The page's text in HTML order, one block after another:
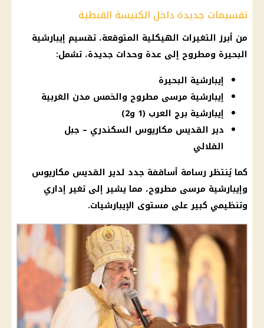
تقسيمات جديدة داخل الكنيسة القبطية
من أبرز التغيرات الهيكلية المتوقعة، تقسيم إيبارشية
البحيرة ومطروح إلى عدة وحدات جديدة، تشمل:
إيبارشية البحيرة
إيبارشية مرسى مطروح والخمس مدن الغربية
إيبارشية برج العرب (1 و2)
دير القديس مكاريوس السكندري – جبل
القلالي
كما يُنتظر رسامة أساقفة جدد لدير القديس مكاريوس
وإيبارشية مرسى مطروح، مما يشير إلى تغير إداري
وتنظيمي كبير على مستوى الإيبارشيات.